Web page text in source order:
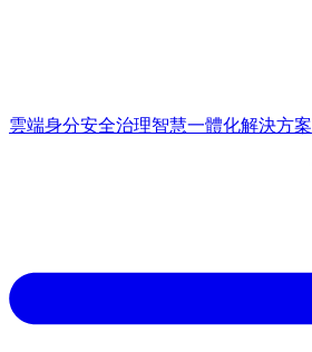
雲端身分安全治理智慧一體化解決方案